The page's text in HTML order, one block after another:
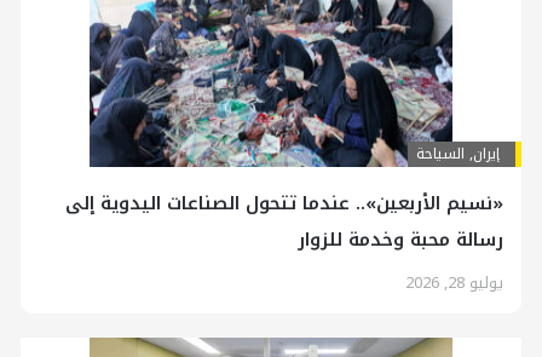
إيران, السياحة
«نسيم الأربعين».. عندما تتحول الصناعات اليدوية إلى
رسالة محبة وخدمة للزوار
يوليو 28, 2026